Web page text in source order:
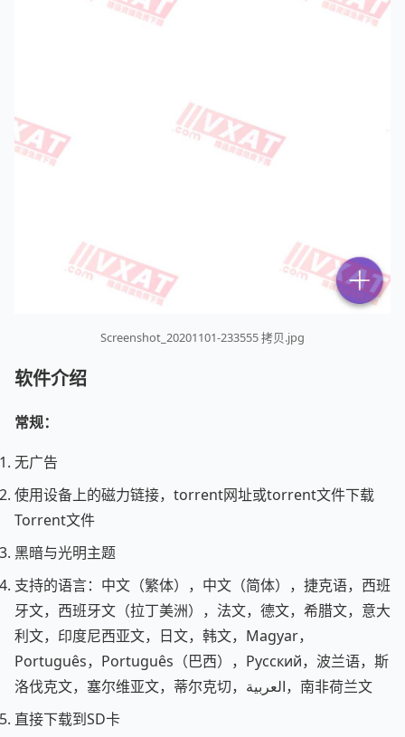
Screenshot_20201101-233555 拷贝.jpg
软件介绍
常规：
无广告
使用设备上的磁力链接，torrent网址或torrent文件下载
Torrent文件
黑暗与光明主题
支持的语言：中文（繁体），中文（简体），捷克语，西班
牙文，西班牙文（拉丁美洲），法文，德文，希腊文，意大
利文，印度尼西亚文，日文，韩文，Magyar，
Português，Português（巴西），Русский，波兰语，斯
洛伐克文，塞尔维亚文，蒂尔克切，العربية，南非荷兰文
直接下载到SD卡